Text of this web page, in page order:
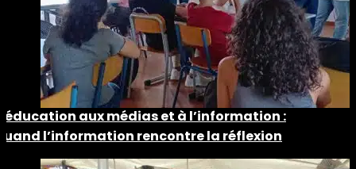
aux médias et à l’information :
l’information rencontre la réflexion